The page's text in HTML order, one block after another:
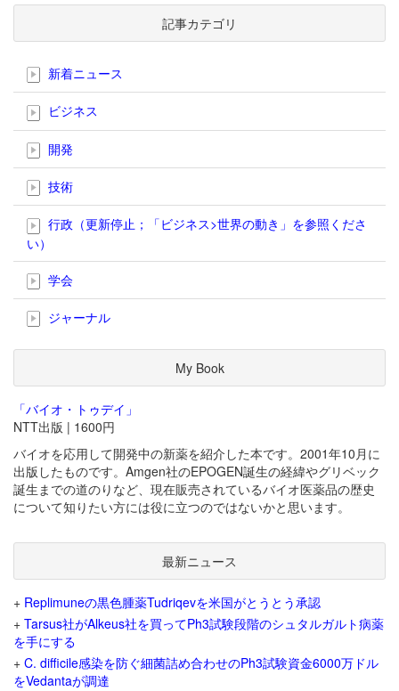
記事カテゴリ
新着ニュース
ビジネス
開発
技術
行政（更新停止；「ビジネス>世界の動き」を参照くださ
い）
学会
ジャーナル
My Book
「バイオ・トゥデイ」
NTT出版 | 1600円
バイオを応用して開発中の新薬を紹介した本です。2001年10月に
出版したものです。Amgen社のEPOGEN誕生の経緯やグリベック
誕生までの道のりなど、現在販売されているバイオ医薬品の歴史
について知りたい方には役に立つのではないかと思います。
最新ニュース
+ Replimuneの黒色腫薬Tudriqevを米国がとうとう承認
+ Tarsus社がAlkeus社を買ってPh3試験段階のシュタルガルト病薬
を手にする
+ C. difficile感染を防ぐ細菌詰め合わせのPh3試験資金6000万ドル
をVedantaが調達